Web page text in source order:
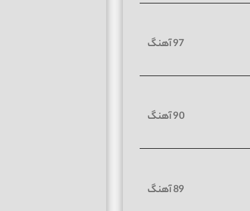
97 آهنگ
90 آهنگ
89 آهنگ